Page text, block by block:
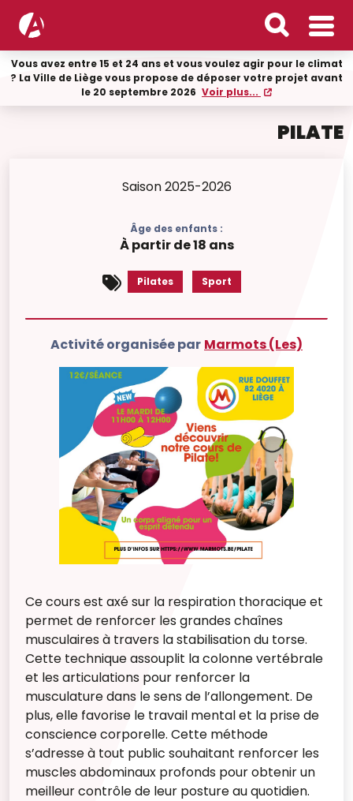
Vous avez entre 15 et 24 ans et vous voulez agir pour le climat
? La Ville de Liège vous propose de déposer votre projet avant
le 20 septembre 2026 Voir plus...
PILATE
Saison 2025-2026
Âge des enfants :
À partir de 18 ans
Pilates Sport
Activité organisée par Marmots (Les)
Ce cours est axé sur la respiration thoracique et
permet de renforcer les grandes chaînes
musculaires à travers la stabilisation du torse.
Cette technique assouplit la colonne vertébrale
et les articulations pour renforcer la
musculature dans le sens de l’allongement. De
plus, elle favorise le travail mental et la prise de
conscience corporelle. Cette méthode
s’adresse à tout public souhaitant renforcer les
muscles abdominaux profonds pour obtenir un
meilleur contrôle de leur posture au quotidien.